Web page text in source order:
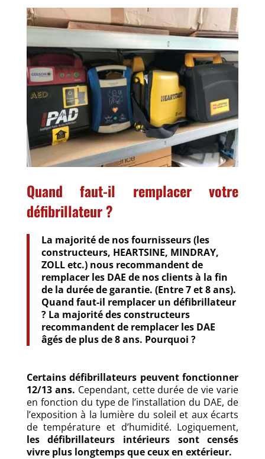
Quand faut-il remplacer votre
défibrillateur ?
La majorité de nos fournisseurs (les
constructeurs, HEARTSINE, MINDRAY,
ZOLL etc.) nous recommandent de
remplacer les DAE de nos clients à la fin
de la durée de garantie. (Entre 7 et 8 ans).
Quand faut-il remplacer un défibrillateur
? La majorité des constructeurs
recommandent de remplacer les DAE
âgés de plus de 8 ans. Pourquoi ?
Certains défibrillateurs peuvent fonctionner
12/13 ans. Cependant, cette durée de vie varie
en fonction du type de l’installation du DAE, de
l’exposition à la lumière du soleil et aux écarts
de température et d’humidité. Logiquement,
les défibrillateurs intérieurs sont censés
vivre plus longtemps que ceux en extérieur.